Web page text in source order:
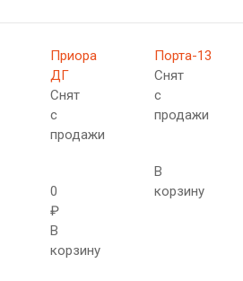
Приора
ДГ
Снят
с
продажи
0
₽
В
корзину
Порта-13
Снят
с
продажи
В
корзину